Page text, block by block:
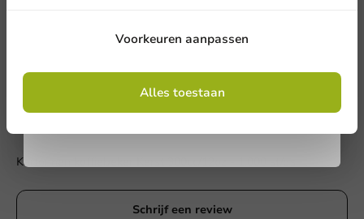
Kartonnen koffiebeker Kerst 300cc/12oz - 1.000 st/ds.
Schrijf een review
Voorkeuren aanpassen
Alles toestaan
Aanmelden
Door je in te schrijven, ga je akkoord met de
algemene voorwaarden